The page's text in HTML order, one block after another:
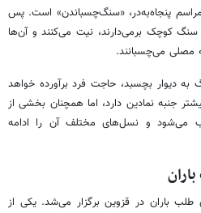
پنجاه‌به‌در، «سنگ‌چسباندن» است. پس
سنگ کوچک برمی‌دارند، نیت می‌کنند و آن‌ها
مصلی می‌چسبانند.
دیوار بچسبد، حاجت فرد برآورده خواهد
جنبه نمادین دارد، اما همچنان بخشی از
می‌شود و نسل‌های مختلف آن را ادامه
طلب باران در قزوین برگزار می‌شد. یکی از